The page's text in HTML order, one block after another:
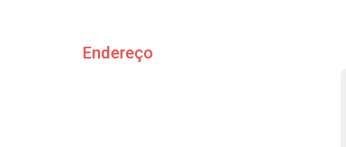
Endereço